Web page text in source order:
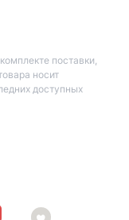
поставки,
носит
доступных